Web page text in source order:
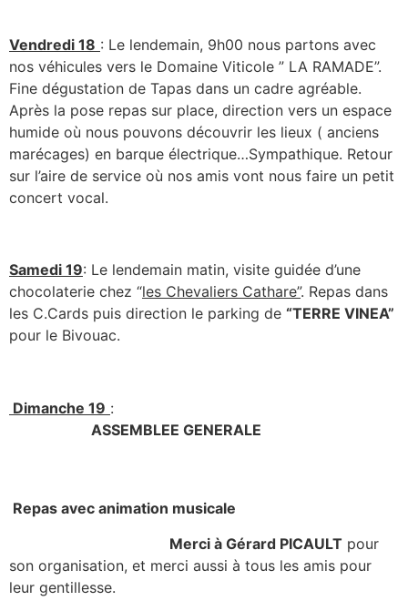
Vendredi 18 : Le lendemain, 9h00 nous partons avec
nos véhicules vers le Domaine Viticole ” LA RAMADE”.
Fine dégustation de Tapas dans un cadre agréable.
Après la pose repas sur place, direction vers un espace
humide où nous pouvons découvrir les lieux ( anciens
marécages) en barque électrique…Sympathique. Retour
sur l’aire de service où nos amis vont nous faire un petit
concert vocal.
Samedi 19: Le lendemain matin, visite guidée d’une
chocolaterie chez “les Chevaliers Cathare”. Repas dans
les C.Cards puis direction le parking de “TERRE VINEA”
pour le Bivouac.
Dimanche 19 :
ASSEMBLEE GENERALE
Repas avec animation musicale
Merci à Gérard PICAULT pour
son organisation, et merci aussi à tous les amis pour
leur gentillesse.